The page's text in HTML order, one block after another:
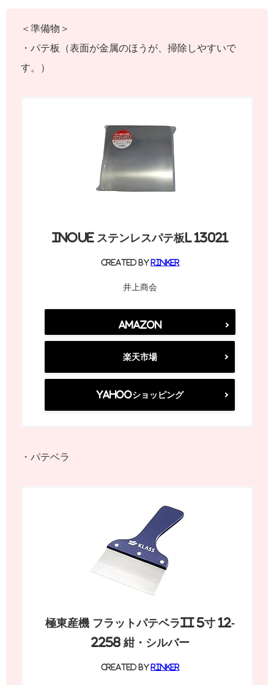
＜準備物＞
・パテ板（表面が金属のほうが、掃除しやすいで
す。）
INOUE ステンレスパテ板L 13021
created by Rinker
井上商会
Amazon
楽天市場
Yahooショッピング
・パテベラ
極東産機 フラットパテベラII 5寸 12-
2258 紺・シルバー
created by Rinker